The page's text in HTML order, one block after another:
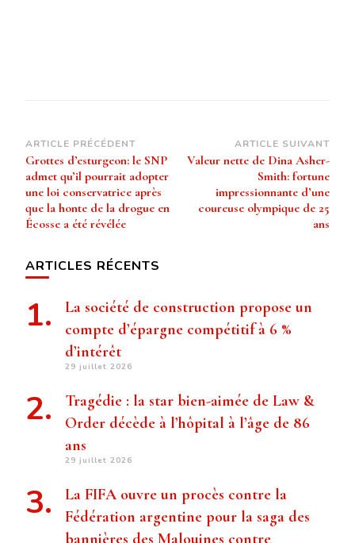
Navigation
d’article
ARTICLE PRÉCÉDENT
Grottes d’esturgeon: le SNP
admet qu’il pourrait adopter
une loi conservatrice après
que la honte de la drogue en
Écosse a été révélée
ARTICLE SUIVANT
Valeur nette de Dina Asher-
Smith: fortune
impressionnante d’une
coureuse olympique de 25
ans
ARTICLES RÉCENTS
La société de construction propose un
compte d’épargne compétitif à 6 %
d’intérêt
29 juillet 2026
Tragédie : la star bien-aimée de Law &
Order décède à l’hôpital à l’âge de 86
ans
29 juillet 2026
La FIFA ouvre un procès contre la
Fédération argentine pour la saga des
bannières des Malouines contre